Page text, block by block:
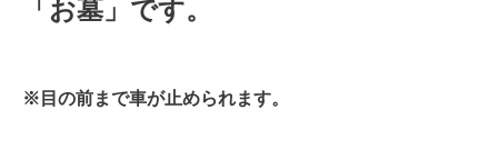
「お墓」です。
※目の前まで車が止められます。